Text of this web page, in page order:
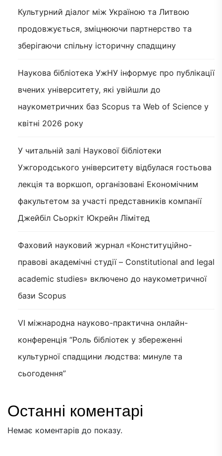
Культурний діалог між Україною та Литвою
продовжується, зміцнюючи партнерство та
зберігаючи спільну історичну спадщину
Наукова бібліотека УжНУ інформує про публікації
вчених університету, які увійшли до
наукометричних баз Scopus та Web of Science у
квітні 2026 року
У читальній залі Наукової бібліотеки
Ужгородського університету відбулася гостьова
лекція та воркшоп, організовані Економічним
факультетом за участі представників компанії
Джейбіл Сьоркіт Юкрейн Лімітед
Фаховий науковий журнал «Конституційно-
правові академічні студії – Constitutional and legal
academic studies» включено до наукометричної
бази Scopus
VI міжнародна науково-практична онлайн-
конференція “Роль бібліотек у збереженні
культурної спадщини людства: минуле та
сьогодення”
Останні коментарі
Немає коментарів до показу.